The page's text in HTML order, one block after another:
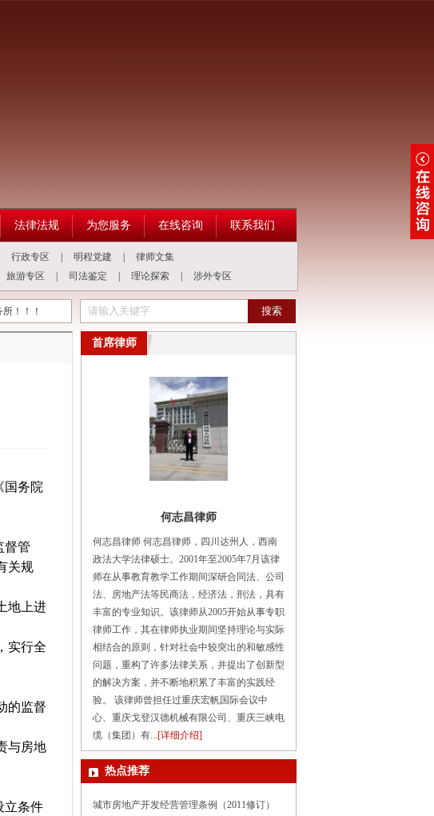
法律法规 为您服务 在线咨询 联系我们
行政专区 明程党建
律师文集
旅游专区 司法鉴定 理论探索 涉外专区
！ 真情帮困暖人心，安居感恩律师情！ 劳务承揽非雇佣 房东无过便无责
务院
督管
关规
地上进
实行全
的监督
与房地
立条件
首席律师
何志昌律师
何志昌律师 何志昌律师，四川达州人，西南
政法大学法律硕士。2001年至2005年7月该律
师在从事教育教学工作期间深研合同法、公司
法、房地产法等民商法，经济法，刑法，具有
丰富的专业知识。该律师从2005开始从事专职
律师工作，其在律师执业期间坚持理论与实际
相结合的原则，针对社会中较突出的和敏感性
问题，重构了许多法律关系，并提出了创新型
的解决方案，并不断地积累了丰富的实践经
验。 该律师曾担任过重庆宏帆国际会议中
心、重庆戈登汉德机械有限公司、重庆三峡电
缆（集团）有...[详细介绍]
热点推荐
·城市房地产开发经营管理条例（2011修订）